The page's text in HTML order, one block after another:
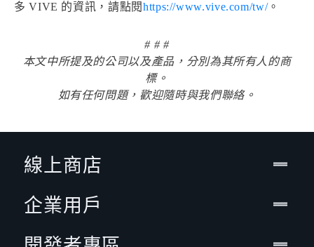
多 VIVE 的資訊，請點閱https://www.vive.com/tw/。
# # #
本文中所提及的公司以及產品，分別為其所有人的商
標。
如有任何問題，歡迎隨時與我們聯絡。
線上商店
企業用戶